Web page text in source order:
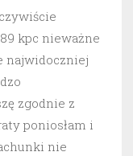
kpc nieważne
najwidoczniej
zgodnie z
poniosłam i
nie